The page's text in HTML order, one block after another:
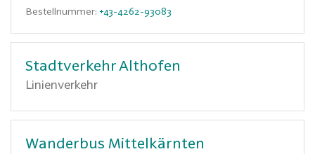
Bestellnummer: +43-4262-93083
Stadtverkehr Althofen
Linienverkehr
Wanderbus Mittelkärnten